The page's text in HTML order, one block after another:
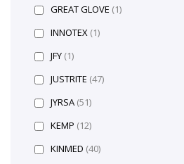
GREAT GLOVE (1)
INNOTEX (1)
JFY (1)
JUSTRITE (47)
JYRSA (51)
KEMP (12)
KINMED (40)